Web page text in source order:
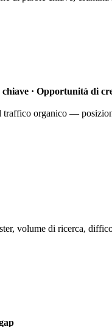
· Opportunità di
organico —
volume di ricerca,